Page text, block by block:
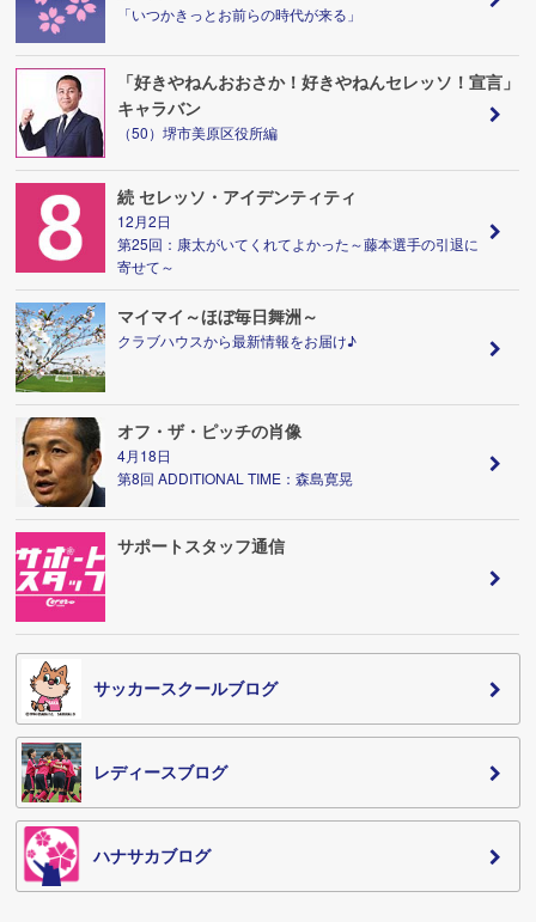
「いつかきっとお前らの時代が来る」
「好きやねんおおさか！好きやねんセレッソ！宣言」
キャラバン
（50）堺市美原区役所編
続 セレッソ・アイデンティティ
12月2日
第25回：康太がいてくれてよかった～藤本選手の引退に
寄せて～
マイマイ～ほぼ毎日舞洲～
クラブハウスから最新情報をお届け♪
オフ・ザ・ピッチの肖像
4月18日
第8回 ADDITIONAL TIME：森島寛晃
サポートスタッフ通信
サッカースクールブログ
レディースブログ
ハナサカブログ